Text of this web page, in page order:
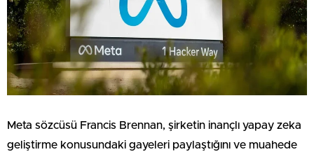
Meta sözcüsü Francis Brennan, şirketin inançlı yapay zeka
geliştirme konusundaki gayeleri paylaştığını ve muahede